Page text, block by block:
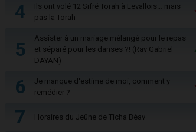
4
Ils ont volé 12 Sifré Torah à Levallois… mais
pas la Torah
5
Assister à un mariage mélangé pour le repas
et séparé pour les danses ?! (Rav Gabriel
DAYAN)
6
Je manque d'estime de moi, comment y
remédier ?
7 Horaires du Jeûne de Ticha Béav